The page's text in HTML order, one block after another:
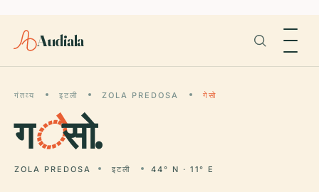
Audiala
गंतव्य इटली ZOLA PREDOSA गेसो
गेसो.
ZOLA PREDOSA इटली 44° N · 11° E